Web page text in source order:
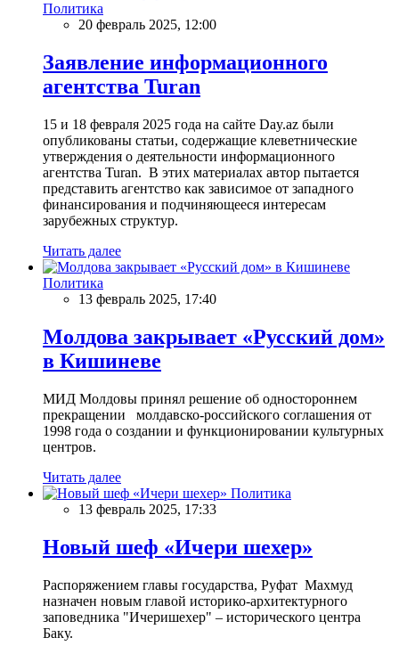
Политика
20 февраль 2025, 12:00
Заявление информационного
агентства Turan
15 и 18 февраля 2025 года на сайте Day.az были
опубликованы статьи, содержащие клеветнические
утверждения о деятельности информационного
агентства Turan. В этих материалах автор пытается
представить агентство как зависимое от западного
финансирования и подчиняющееся интересам
зарубежных структур.
Читать далее
Политика
13 февраль 2025, 17:40
Молдова закрывает «Русский дом»
в Кишиневе
МИД Молдовы принял решение об одностороннем
прекращении молдавско-российского соглашения от
1998 года о создании и функционировании культурных
центров.
Читать далее
Политика
13 февраль 2025, 17:33
Новый шеф «Ичери шехер»
Распоряжением главы государства, Руфат Махмуд
назначен новым главой историко-архитектурного
заповедника "Ичеришехер" – исторического центра
Баку.